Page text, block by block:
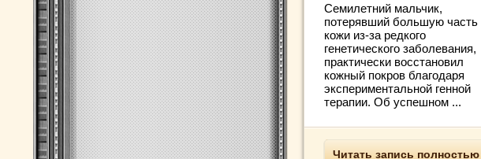
Семилетний мальчик,
потерявший большую часть
кожи из-за редкого
генетического заболевания,
практически восстановил
кожный покров благодаря
экспериментальной генной
терапии. Об успешном ...
Читать запись полностью